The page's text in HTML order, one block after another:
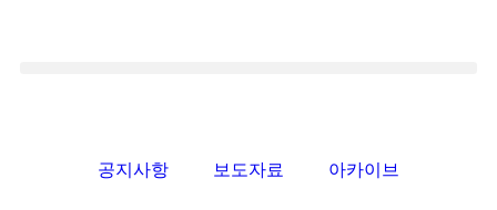
공지사항 보도자료 아카이브